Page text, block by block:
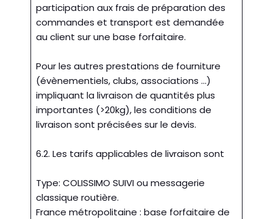
participation aux frais de préparation des
commandes et transport est demandée
au client sur une base forfaitaire.
Pour les autres prestations de fourniture
(évènementiels, clubs, associations …)
impliquant la livraison de quantités plus
importantes (>20kg), les conditions de
livraison sont précisées sur le devis.
6.2. Les tarifs applicables de livraison sont
Type: COLISSIMO SUIVI ou messagerie
classique routière.
France métropolitaine : base forfaitaire de